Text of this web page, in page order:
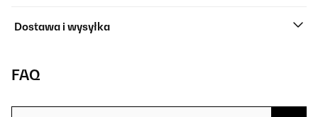
Dostawa i wysyłka
FAQ